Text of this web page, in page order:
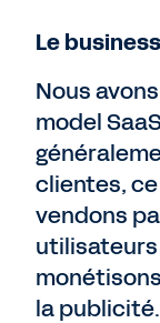
Le
Nous
model
clientes,
vendons
utilisateurs
la